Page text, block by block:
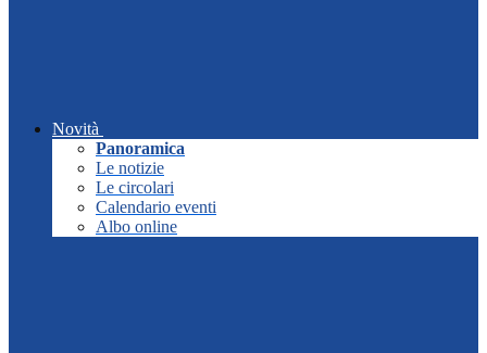
Novità
Panoramica
Le notizie
Le circolari
Calendario eventi
Albo online